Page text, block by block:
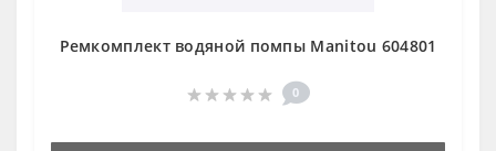
Ремкомплект водяной помпы Manitou 604801
0